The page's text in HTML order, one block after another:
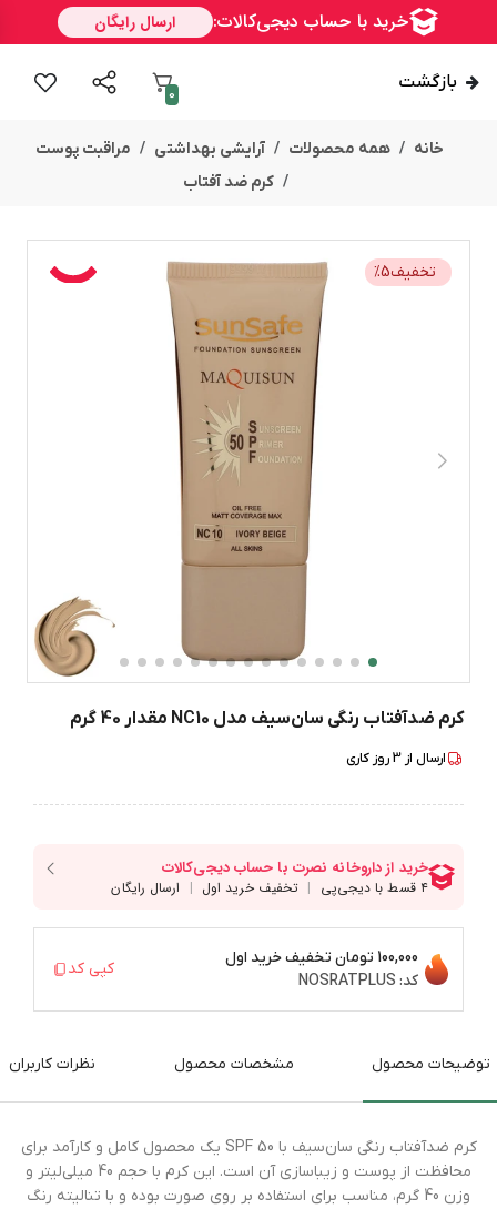
بازگشت
0
خانه همه محصولات آرایشی بهداشتی
مراقبت پوست
کرم ضد آفتاب
تخفیف %5
کرم ضدآفتاب رنگی سان‌سیف مدل NC10 مقدار 40 گرم
ارسال از 3روز کاری
100,000 تومان
تخفیف خرید اول
کد: NOSRATPLUS
کپی کد
توضیحات محصول مشخصات محصول نظرات کاربران
کرم ضدآفتاب رنگی سان‌سیف با SPF 50 یک محصول کامل و کارآمد برای
محافظت از پوست و زیباسازی آن است. این کرم با حجم 40 میلی‌لیتر و
وزن 40 گرم، مناسب برای استفاده بر روی صورت بوده و با تنالیته رنگ